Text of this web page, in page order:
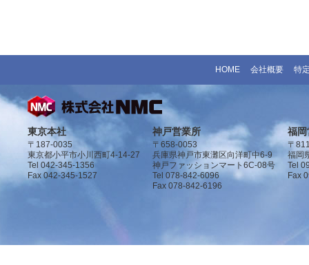
HOME 会社概要 特
東京本社
〒187-0035
東京都小平市小川西町4-14-27
Tel 042-345-1356
Fax 042-345-1527
神戸営業所
〒658-0053
兵庫県神戸市東灘区向洋町中6-9
神戸ファッションマート6C-08号
Tel 078-842-6096
Fax 078-842-6196
福岡
〒
福岡
Tel
Fax